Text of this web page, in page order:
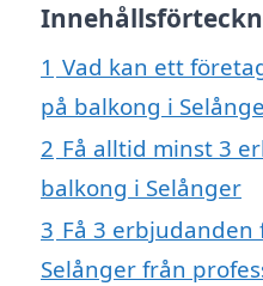
1 Vad kan ett
på balkong i
2 Få alltid minst 3
balkong i Selånger
3 Få 3 erbjudanden
Selånger från